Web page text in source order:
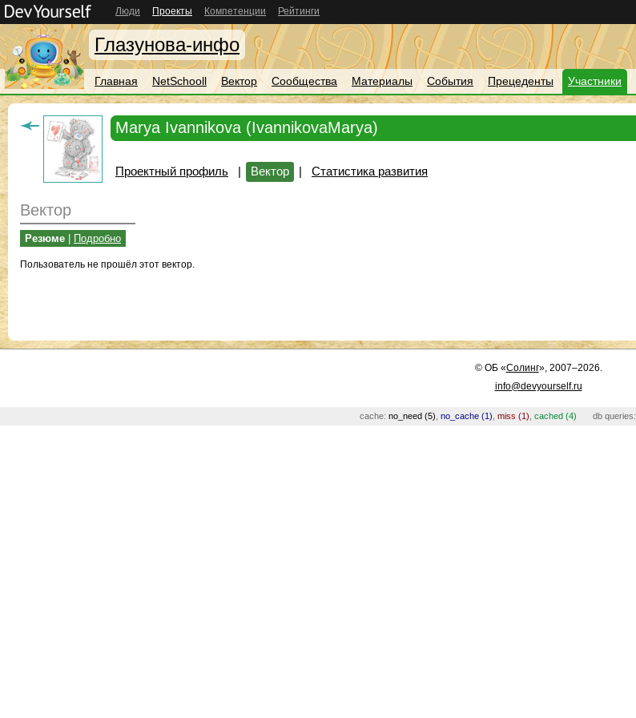
Люди Проекты Компетенции Рейтинги
Глазунова-инфо
Главная NetSchooll Вектор Сообщества Материалы События Прецеденты Участники
Marya Ivannikova (IvannikovaMarya)
Проектный профиль | Вектор | Статистика развития
Вектор
Резюме Подробно
Пользователь не прошёл этот вектор.
©ОБ «Солинг», 2007–2026.
info@devyourself.ru
cache: no_need (5) no_cache (1) miss (1) cached (4) db queries: